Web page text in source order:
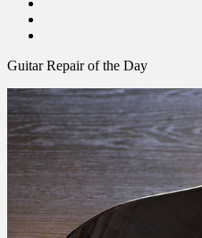
Guitar Repair of the Day